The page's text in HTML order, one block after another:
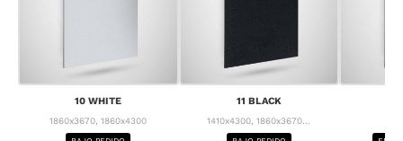
10 WHITE
1860x3670, 1860x4300
11 BLACK
1410x4300, 1860x3670...